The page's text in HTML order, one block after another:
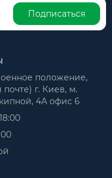
Подписаться
положение,
г. Киев, м.
4А офис 6